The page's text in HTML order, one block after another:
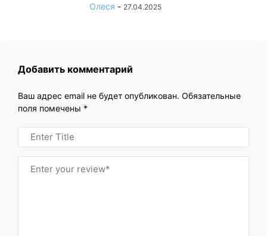
Олеся - 27.04.2025
Добавить комментарий
Ваш адрес email не будет опубликован. Обязательные
поля помечены *